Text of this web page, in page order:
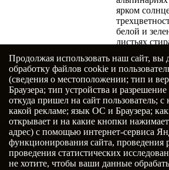
ярком
белой и
листьях
Добавить в
Главная
О нас
Растения
Товары
Услуги
Портфолио
Статьи
Контакты
Продолжая использовать наш сайт, вы
обработку файлов cookie и
(сведения о местоположении; тип и
Браузера; тип устройства и
откуда пришел на сайт пользователь; с
какой рекламе; язык ОС и Браузера;
открывает и на какие кнопки
адрес) с помощью интернет-сервиса
функционирования сайта, проведения
проведения статистических
не хотите, чтобы ваши данные